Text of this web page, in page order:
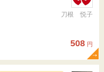
刀根 悦子
508 円